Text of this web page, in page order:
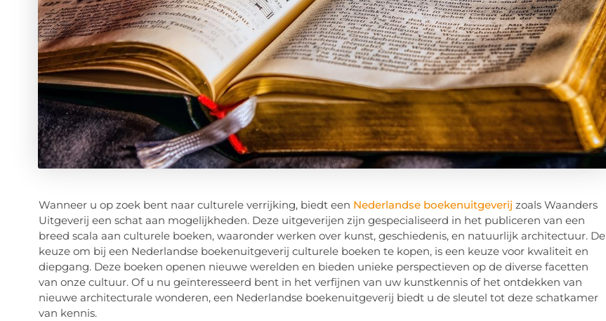
Wanneer u op zoek bent naar culturele verrijking, biedt een Nederlandse boekenuitgeverij zoals Waanders
Uitgeverij een schat aan mogelijkheden. Deze uitgeverijen zijn gespecialiseerd in het publiceren van een
breed scala aan culturele boeken, waaronder werken over kunst, geschiedenis, en natuurlijk architectuur. De
keuze om bij een Nederlandse boekenuitgeverij culturele boeken te kopen, is een keuze voor kwaliteit en
diepgang. Deze boeken openen nieuwe werelden en bieden unieke perspectieven op de diverse facetten
van onze cultuur. Of u nu geïnteresseerd bent in het verfijnen van uw kunstkennis of het ontdekken van
nieuwe architecturale wonderen, een Nederlandse boekenuitgeverij biedt u de sleutel tot deze schatkamer
van kennis.